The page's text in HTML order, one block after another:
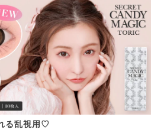
る乱視用♡